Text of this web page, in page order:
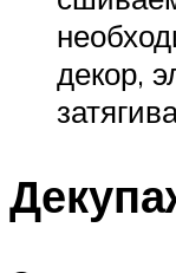
декор,